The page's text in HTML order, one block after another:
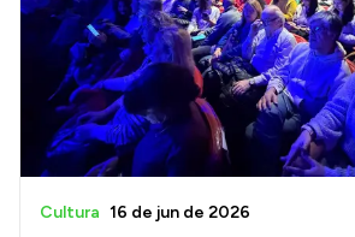
Cultura 16 de jun de 2026